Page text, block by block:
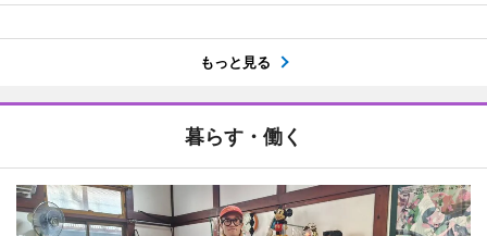
もっと見る
暮らす・働く